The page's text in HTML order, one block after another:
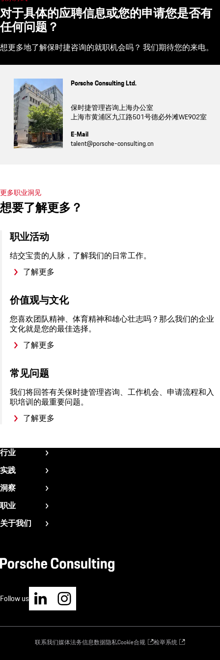
对于具体的应聘信息或您的申请您是否有
任何问题？
想更多地了解保时捷咨询的就职机会吗？ 我们期待您的来电。
Porsche Consulting Ltd.
保时捷管理咨询上海办公室
上海市黄浦区九江路501号德必外滩WE902室
E-Mail
talent@porsche-consulting.cn
更多职业洞见
想要了解更多？
职业活动
结交宝贵的人脉，了解我们的日常工作。
了解更多
价值观与文化
您喜欢团队精神、体育精神和雄心壮志吗？那么我们的企业
文化就是您的最佳选择。
了解更多
常见问题
我们将回答有关保时捷管理咨询、工作机会、申请流程和入
职培训的最重要问题。
了解更多
Fußzeile
CN
行业
航空航天
汽车
建筑
消费品
能源
运输
实践
战略与组织
技术与发展
运营管理
洞察
新闻与最新趋势
白皮书
职业
加入我们
资深职员
关于我们
我们的管理层
保时捷管理咨询的地点
Follow us
Footer
联系我们媒体法务信息数据隐私Cookie合规 检举系统